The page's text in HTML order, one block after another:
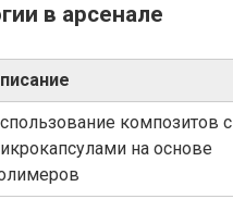
в арсенале
композитов с
на основе